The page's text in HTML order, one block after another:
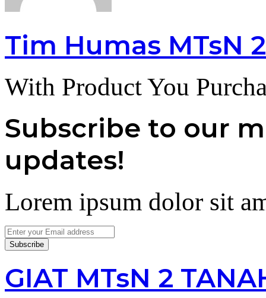
Tim Humas MTsN
With Product You
Subscribe to our
updates!
Lorem ipsum dolor sit
Enter
your
Email
GIAT MTsN 2